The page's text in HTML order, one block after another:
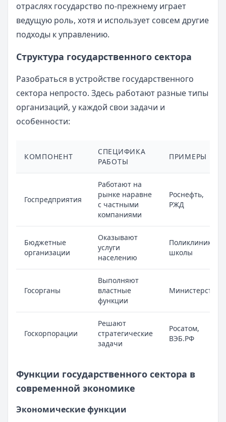
отраслях государство по-прежнему играет
ведущую роль, хотя и использует совсем другие
подходы к управлению.
Структура государственного сектора
Разобраться в устройстве государственного
сектора непросто. Здесь работают разные типы
организаций, у каждой свои задачи и
особенности:
КОМПОНЕНТ
СПЕЦИФИКА
РАБОТЫ
ПРИМЕРЫ
Госпредприятия
Работают на
рынке наравне
с частными
компаниями
Роснефть,
РЖД
Бюджетные
организации
Оказывают
услуги
населению
Поликлиники,
школы
Госорганы
Выполняют
властные
функции
Министерства
Госкорпорации
Решают
стратегические
задачи
Росатом,
ВЭБ.РФ
Функции государственного сектора в
современной экономике
Экономические функции